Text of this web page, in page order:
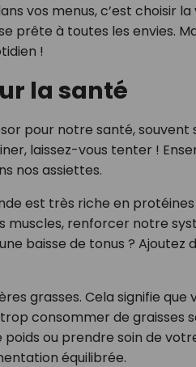
vos menus, c’est choisir
prête à toutes les envies.
!
la santé
pour notre santé,
laissez-vous tenter !
nos assiettes.
est très riche en
renforcer notre
baisse de tonus ?
grasses. Cela signifie que
consommer de graisses
ou prendre soin de
équilibrée.